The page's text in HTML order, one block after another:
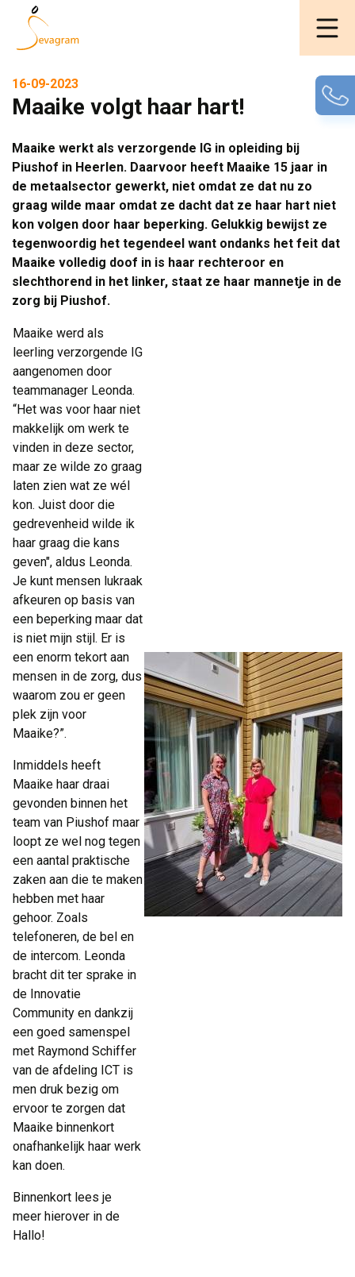
16-09-2023
Maaike volgt haar hart!
Maaike werkt als verzorgende IG in opleiding bij
Piushof in Heerlen. Daarvoor heeft Maaike 15 jaar in
de metaalsector gewerkt, niet omdat ze dat nu zo
graag wilde maar omdat ze dacht dat ze haar hart niet
kon volgen door haar beperking. Gelukkig bewijst ze
tegenwoordig het tegendeel want ondanks het feit dat
Maaike volledig doof in is haar rechteroor en
slechthorend in het linker, staat ze haar mannetje in de
zorg bij Piushof.
Maaike werd als
leerling verzorgende IG
aangenomen door
teammanager Leonda.
“Het was voor haar niet
makkelijk om werk te
vinden in deze sector,
maar ze wilde zo graag
laten zien wat ze wél
kon. Juist door die
gedrevenheid wilde ik
haar graag die kans
geven", aldus Leonda.
Je kunt mensen lukraak
afkeuren op basis van
een beperking maar dat
is niet mijn stijl. Er is
een enorm tekort aan
mensen in de zorg, dus
waarom zou er geen
plek zijn voor
Maaike?”.
Inmiddels heeft
Maaike haar draai
gevonden binnen het
team van Piushof maar
loopt ze wel nog tegen
een aantal praktische
zaken aan die te maken
hebben met haar
gehoor. Zoals
telefoneren, de bel en
de intercom. Leonda
bracht dit ter sprake in
de Innovatie
Community en dankzij
een goed samenspel
met Raymond Schiffer
van de afdeling ICT is
men druk bezig om
ervoor te zorgen dat
Maaike binnenkort
onafhankelijk haar werk
kan doen.
Binnenkort lees je
meer hierover in de
Hallo!